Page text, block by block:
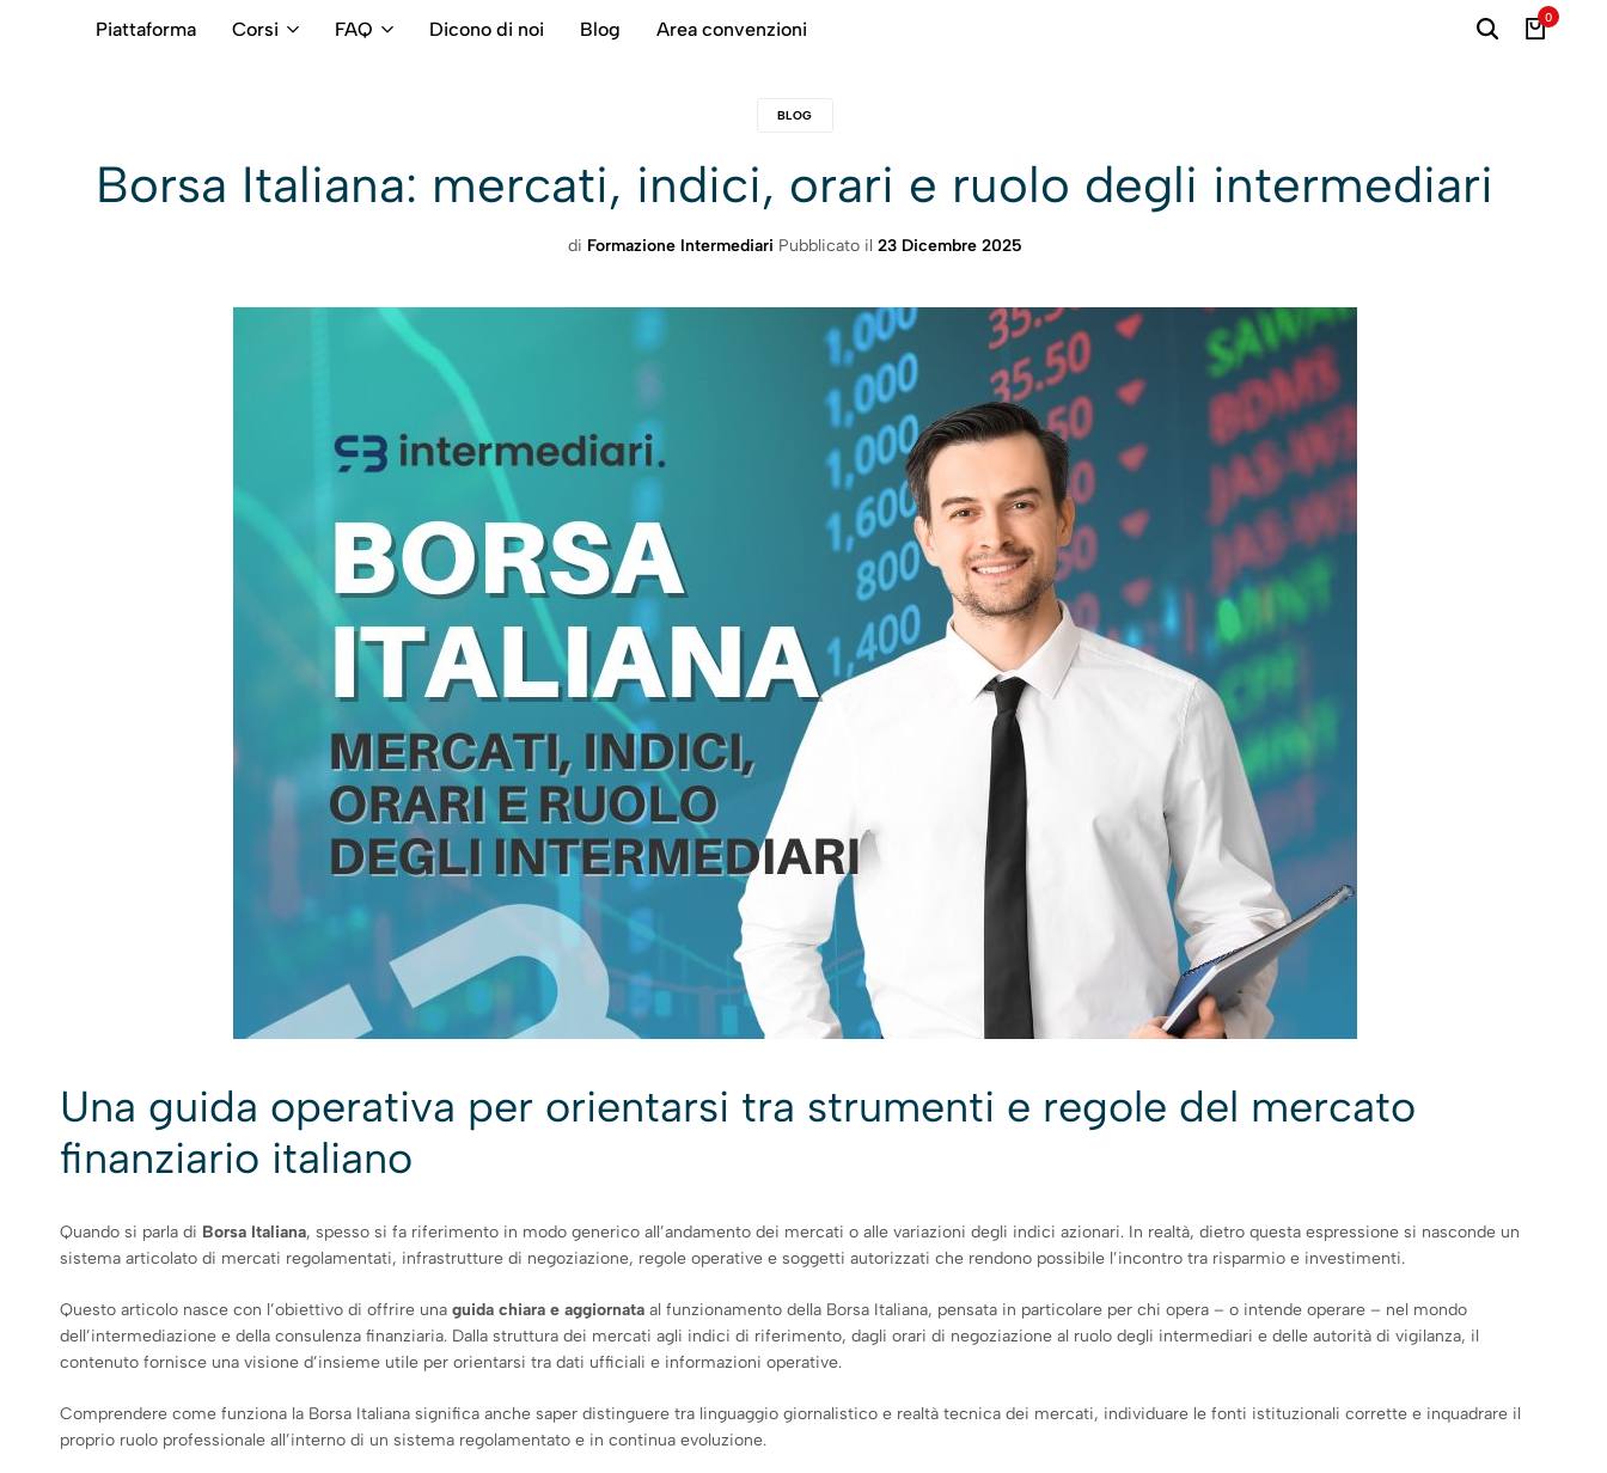
Piattaforma Corsi FAQ Dicono di noi Blog Area convenzioni
0
BLOG
Borsa Italiana: mercati, indici, orari e ruolo degli intermediari
di Formazione Intermediari Pubblicato il 23 Dicembre 2025
Una guida operativa per orientarsi tra strumenti e regole del mercato
finanziario italiano
Quando si parla di Borsa Italiana, spesso si fa riferimento in modo generico all’andamento dei mercati o alle variazioni degli indici azionari. In realtà, dietro questa espressione si nasconde un
sistema articolato di mercati regolamentati, infrastrutture di negoziazione, regole operative e soggetti autorizzati che rendono possibile l’incontro tra risparmio e investimenti.
Questo articolo nasce con l’obiettivo di offrire una guida chiara e aggiornata al funzionamento della Borsa Italiana, pensata in particolare per chi opera – o intende operare – nel mondo
dell’intermediazione e della consulenza finanziaria. Dalla struttura dei mercati agli indici di riferimento, dagli orari di negoziazione al ruolo degli intermediari e delle autorità di vigilanza, il
contenuto fornisce una visione d’insieme utile per orientarsi tra dati ufficiali e informazioni operative.
Comprendere come funziona la Borsa Italiana significa anche saper distinguere tra linguaggio giornalistico e realtà tecnica dei mercati, individuare le fonti istituzionali corrette e inquadrare il
proprio ruolo professionale all’interno di un sistema regolamentato e in continua evoluzione.